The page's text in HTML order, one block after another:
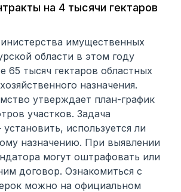
на 4 тысячи гектаров
имущественных
области в этом году
65 тысяч гектаров областных
назначения.
утверждает план-график
участков. Задача
используется ли
назначению. При выявлении
могут оштрафовать или
договор. Ознакомиться с
можно на официальном